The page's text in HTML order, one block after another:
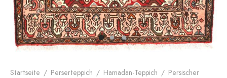
Startseite / Perserteppich / Hamadan-Teppich / Persischer